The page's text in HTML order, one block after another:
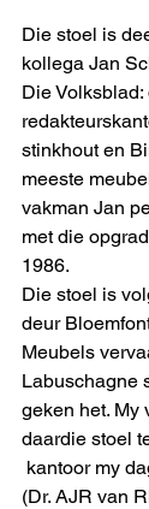
Die stoel is
kollega Jan
Die
stinkhout en
meeste
vakman Jan
met die
1986.
Die stoel is
deur
Meubels
Labuschagne
geken het. My
daardie stoel
kantoor my
(Dr. AJR van